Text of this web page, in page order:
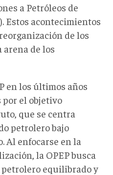
a Petróleos de
Estos acontecimientos
de los
arena de los
en los últimos años
por el objetivo
que se centra
petrolero bajo
Al enfocarse en la
la OPEPbusca
equilibrado y